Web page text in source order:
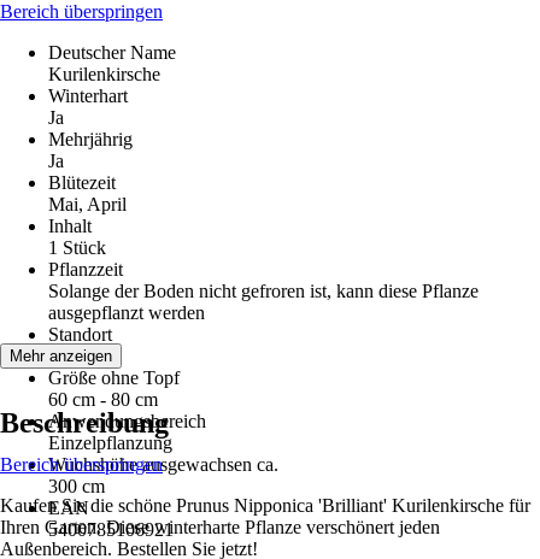
Bereich überspringen
Deutscher Name
Kurilenkirsche
Winterhart
Ja
Mehrjährig
Ja
Blütezeit
Mai, April
Inhalt
1 Stück
Pflanzzeit
Solange der Boden nicht gefroren ist, kann diese Pflanze
ausgepflanzt werden
Standort
Sonne
Größe ohne Topf
60 cm - 80 cm
Anwendungsbereich
Einzelpflanzung
Wuchshöhe ausgewachsen ca.
300 cm
EAN
5400785106921
Mehr anzeigen
Beschreibung
Bereich überspringen
Kaufen Sie die schöne Prunus Nipponica 'Brilliant' Kurilenkirsche für
Ihren Garten. Diese winterharte Pflanze verschönert jeden
Außenbereich. Bestellen Sie jetzt!